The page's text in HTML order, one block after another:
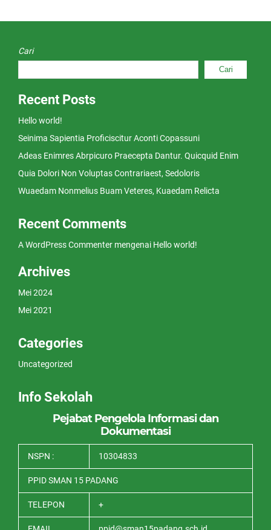
Cari
Cari
Recent Posts
Hello world!
Seinima Sapientia Proficiscitur Aconti Copassuni
Adeas Enimres Abrpicuro Praecepta Dantur. Quicquid Enim
Quia Dolori Non Voluptas Contrariaest, Sedoloris
Wuaedam Nonmelius Buam Veteres, Kuaedam Relicta
Recent Comments
A WordPress Commenter mengenai Hello world!
Archives
Mei 2024
Mei 2021
Categories
Uncategorized
Info Sekolah
Pejabat Pengelola Informasi dan
Dokumentasi
NSPN : 10304833
PPID SMAN 15 PADANG
TELEPON +